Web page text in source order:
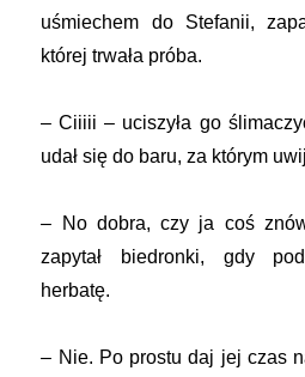
uśmiechem do Stefanii,
której trwała próba.
– Ciiiii – uciszyła go
udał się do baru, za którym
– No dobra, czy ja coś
zapytał biedronki, gdy
herbatę.
– Nie. Po prostu daj jej czas